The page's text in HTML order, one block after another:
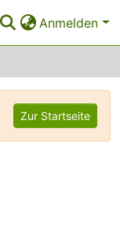
Anmelden
Zur Startseite